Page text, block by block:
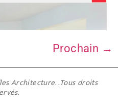
Prochain →
Architecture. .Tous droits